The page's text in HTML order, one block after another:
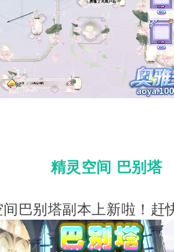
精灵空间 巴别塔
巴别塔副本上新啦！赶